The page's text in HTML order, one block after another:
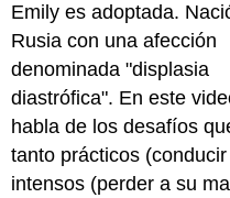
Emily es adoptada.
Rusia con una afección
denominada "displasia
diastrófica". En este
habla de los desafíos
tanto prácticos
intensos (perder a su